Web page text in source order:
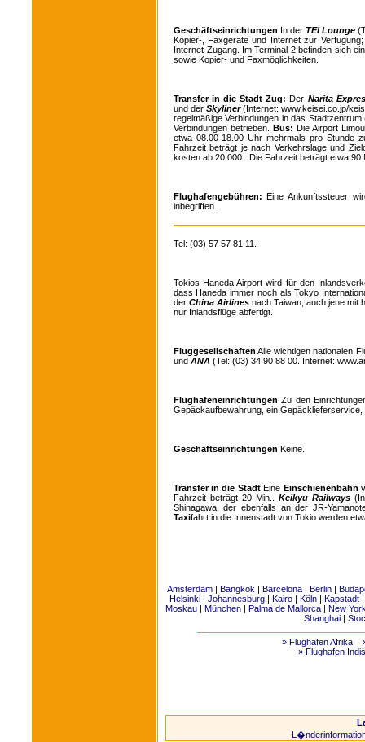
Geschäftseinrichtungen In der TEI Lounge
Kopier-, Faxgeräte und Internet zur
Internet-Zugang. Im Terminal 2 befinden sich
sowie Kopier- und Faxmöglichkeiten.
Transfer in die Stadt Zug: Der Narita
und der Skyliner(Internet: www.keisei.co.jp/
regelmäßige Verbindungen in das
Verbindungen betrieben. Bus: Die Airport
etwa 08.00-18.00 Uhr mehrmals pro Stunde
Fahrzeit beträgt je nach Verkehrslage und
kosten ab 20.000 . Die Fahrzeit beträgt etwa 90
Flughafengebühren: Eine Ankunftssteuer
inbegriffen.
Tel: (03) 57 57 81 11.
Tokios Haneda Airport wird für den
dass Haneda immer noch als Tokyo
der China Airlinesnach Taiwan, auch jene mit
nur Inlandsflüge abfertigt.
Fluggesellschaften Alle wichtigen nationalen
und ANA (Tel: (03) 34 90 88 00. Internet:
Flughafeneinrichtungen Zu den
Gepäckaufbewahrung, ein
Geschäftseinrichtungen Keine.
Transfer in die StadtEine Einschienenbahn
Fahrzeit beträgt 20 Min.. Keikyu Railways
Shinagawa, der ebenfalls an der JR-
Taxifahrt in die Innenstadt von Tokio werden
Amsterdam| Bangkok | Barcelona| Berlin|
Helsinki | Johannesburg | Kairo | Köln | Kapstadt
Moskau| München| Palma de Mallorca| New
Shanghai|
» Flughafen Afrika
» Flughafen